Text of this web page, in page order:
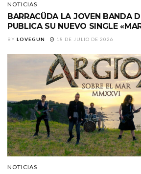
NOTICIAS
BARRACÜDA LA JOVEN BANDA
PUBLICA SU NUEVO SINGLE
BY LOVEGUN 18 DE JULIO DE 2026
NOTICIAS